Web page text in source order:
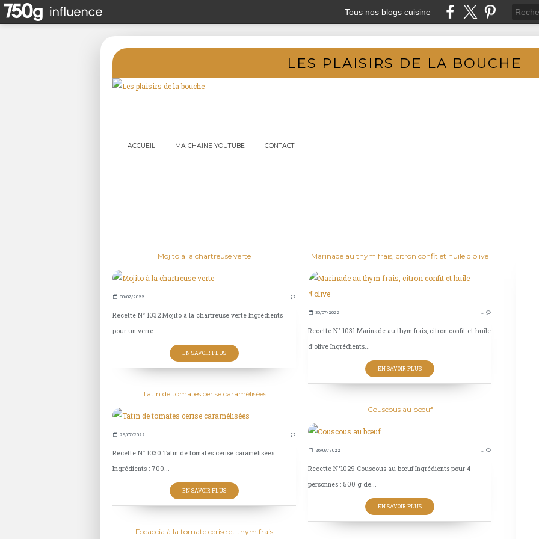
Tous nos blogs cuisine
LES PLAISIRS DE LA BOUCHE
ACCUEIL MA CHAINE YOUTUBE CONTACT
Mojito à la chartreuse verte
COCKTAIL
30/07/2022 …
Recette N° 1032 Mojito à la chartreuse verte Ingrédients
pour un verre...
EN SAVOIR PLUS
Marinade au thym frais, citron confit et huile d'olive
30/07/2022 …
Recette N° 1031 Marinade au thym frais, citron confit et huile
d'olive Ingrédients...
EN SAVOIR PLUS
Tatin de tomates cerise caramélisées
29/07/2022 …
Recette N° 1030 Tatin de tomates cerise caramélisées
Ingrédients : 700...
EN SAVOIR PLUS
Couscous au bœuf
26/07/2022 …
Recette N°1029 Couscous au bœuf Ingrédients pour 4
personnes : 500 g de...
EN SAVOIR PLUS
Focaccia à la tomate cerise et thym frais